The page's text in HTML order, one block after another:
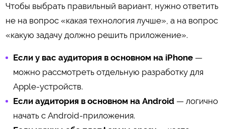
Чтобы выбрать правильный вариант, нужно ответить
не на вопрос «какая технология лучше», а на вопрос
«какую задачу должно решить приложение».
Если у вас аудитория в основном на iPhone—
можно рассмотреть отдельную разработку для
Apple-устройств.
Если аудитория в основном на Android— логично
начать с Android-приложения.